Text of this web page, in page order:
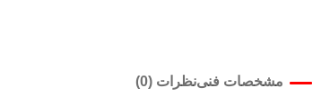
مشخصات فنینظرات (0)